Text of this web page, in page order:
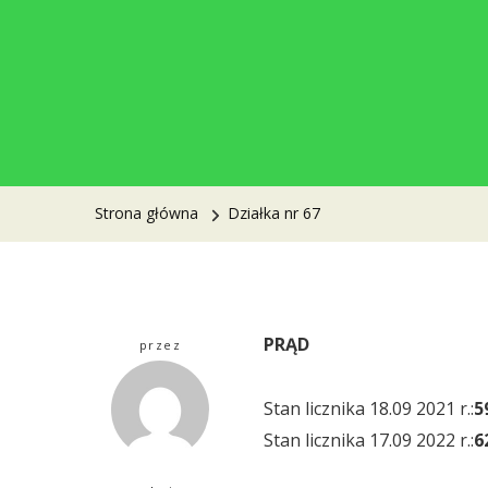
Strona główna Działka nr 67
przez PRĄD
Stan licznika 18.09 2021 r.:
Stan licznika 17.09 2022 r.: